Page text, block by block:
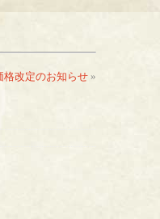
格改定のお知らせ »